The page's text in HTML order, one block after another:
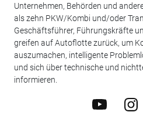
Unternehmen, Behörden und
als zehn PKW/Kombi und/oder
Geschäftsführer, Führungskräfte
greifen auf Autoflotte zurück, um
auszumachen, intelligente
und sich über technische und
informieren.